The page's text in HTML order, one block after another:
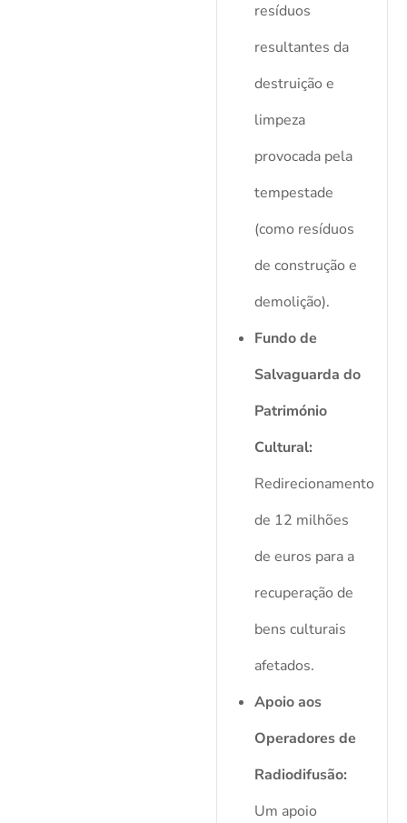
resíduos
resultantes da
destruição e
limpeza
provocada pela
tempestade
(como resíduos
de construção e
demolição).
Fundo de
Salvaguarda do
Património
Cultural:
Redirecionamento
de 12 milhões
de euros para a
recuperação de
bens culturais
afetados.
Apoio aos
Operadores de
Radiodifusão:
Um apoio